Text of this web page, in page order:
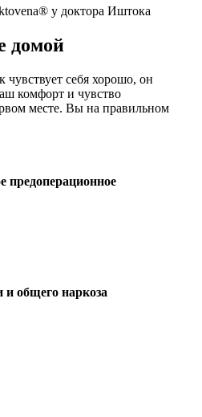
у доктора Иштока
домой
себя хорошо, он
комфорт и чувство
месте. Вы на правильном
предоперационное
и общего наркоза